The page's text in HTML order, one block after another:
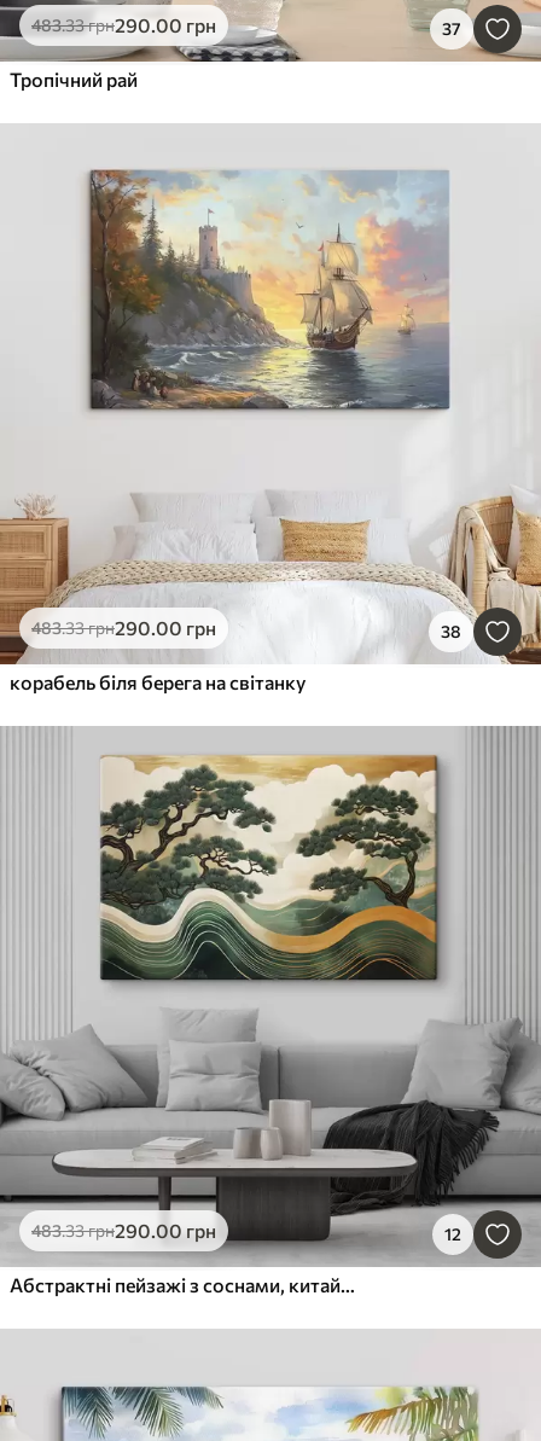
483.33грн290.00 грн 37
Тропічний рай
483.33грн290.00 грн 38
корабель біля берега на світанку
483.33грн290.00 грн 12
Абстрактні пейзажі з соснами, китайський стиль